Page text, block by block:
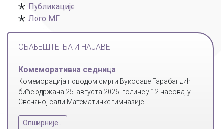
Публикације
Лого МГ
ОБАВЕШТЕЊА И НАЈАВЕ
Комеморативна седница
Комеморација поводом смрти Вукосаве Гарабандић
биће одржана 25. августа 2026. године у 12 часова, у
Свечаној сали Математичке гимназије.
Опширније...